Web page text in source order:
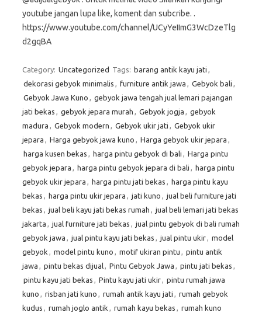
youtube jangan lupa like, koment dan subcribe. .
https://www.youtube.com/channel/UCyYeIImG3WcDzeTlg
d2gqBA
Category: Uncategorized Tags: barang antik kayu jati ,
dekorasi gebyok minimalis , furniture antik jawa , Gebyok bali ,
Gebyok Jawa Kuno , gebyok jawa tengah jual lemari pajangan
jati bekas , gebyok jepara murah , Gebyok jogja , gebyok
madura , Gebyok modern , Gebyok ukir jati , Gebyok ukir
jepara , Harga gebyok jawa kuno , Harga gebyok ukir jepara ,
harga kusen bekas , harga pintu gebyok di bali , Harga pintu
gebyok jepara , harga pintu gebyok jepara di bali , harga pintu
gebyok ukir jepara , harga pintu jati bekas , harga pintu kayu
bekas , harga pintu ukir jepara , jati kuno , jual beli furniture jati
bekas , jual beli kayu jati bekas rumah , jual beli lemari jati bekas
jakarta , jual furniture jati bekas , jual pintu gebyok di bali rumah
gebyok jawa , jual pintu kayu jati bekas , jual pintu ukir, model
gebyok , model pintu kuno , motif ukiran pintu , pintu antik
jawa , pintu bekas dijual, Pintu Gebyok Jawa , pintu jati bekas ,
pintu kayu jati bekas , Pintu kayu jati ukir, pintu rumah jawa
kuno , risban jati kuno , rumah antik kayu jati , rumah gebyok
kudus , rumah joglo antik , rumah kayu bekas , rumah kuno